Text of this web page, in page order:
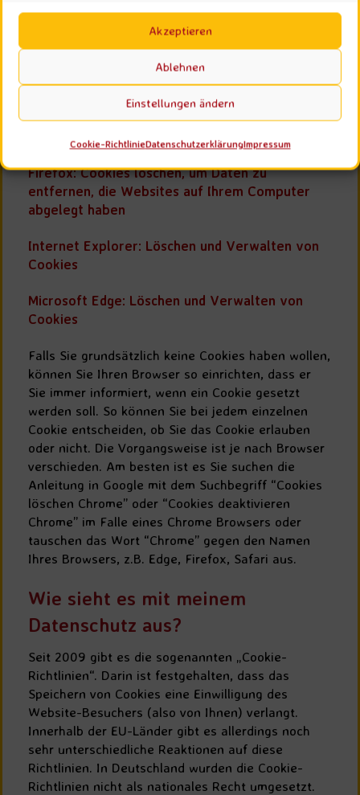
Akzeptieren
Ablehnen
Einstellungen ändern
Cookie-RichtlinieDatenschutzerklärungImpressum
können Sie dies in Ihren Browser-Einstellungen
Chrome: Cookies in Chrome löschen, aktivieren
und verwalten
Safari: Verwalten von Cookies und
Websitedaten mit Safari
Firefox: Cookies löschen, um Daten zu
entfernen, die Websites auf Ihrem Computer
abgelegt haben
Internet Explorer: Löschen und Verwalten von
Cookies
Microsoft Edge: Löschen und Verwalten von
Cookies
Falls Sie grundsätzlich keine Cookies haben wollen,
können Sie Ihren Browser so einrichten, dass er
Sie immer informiert, wenn ein Cookie gesetzt
werden soll. So können Sie bei jedem einzelnen
Cookie entscheiden, ob Sie das Cookie erlauben
oder nicht. Die Vorgangsweise ist je nach Browser
verschieden. Am besten ist es Sie suchen die
Anleitung in Google mit dem Suchbegriff “Cookies
löschen Chrome” oder “Cookies deaktivieren
Chrome” im Falle eines Chrome Browsers oder
tauschen das Wort “Chrome” gegen den Namen
Ihres Browsers, z.B. Edge, Firefox, Safari aus.
Wie sieht es mit meinem
Datenschutz aus?
Seit 2009 gibt es die sogenannten „Cookie-
Richtlinien“. Darin ist festgehalten, dass das
Speichern von Cookies eine Einwilligung des
Website-Besuchers (also von Ihnen) verlangt.
Innerhalb der EU-Länder gibt es allerdings noch
sehr unterschiedliche Reaktionen auf diese
Richtlinien. In Deutschland wurden die Cookie-
Richtlinien nicht als nationales Recht umgesetzt.